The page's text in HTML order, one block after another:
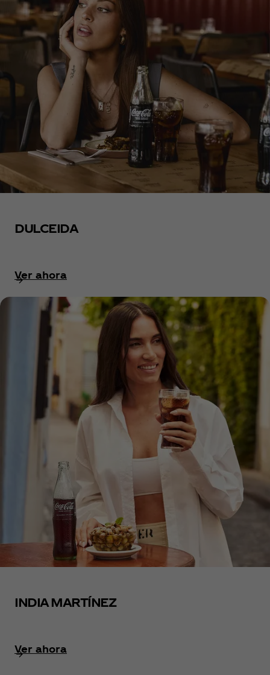
DULCEIDA
Ver ahora
INDIA MARTÍNEZ
Ver ahora